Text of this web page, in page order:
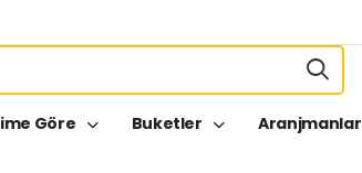
Göre Buketler Aranjmanlar